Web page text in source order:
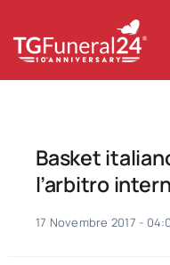
content
Basket
l’arbitro
17 Novembre 2017 -